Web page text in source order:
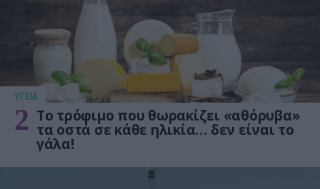
ΥΓΕΙΑ
2 Το τρόφιμο που θωρακίζει «αθόρυβα»
τα οστά σε κάθε ηλικία… δεν είναι το
γάλα!